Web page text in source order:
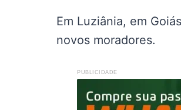
Em Luziânia, em
novos moradores.
PUBLICIDADE